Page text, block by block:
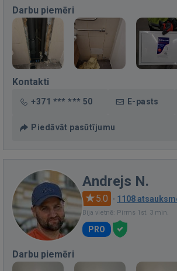
Darbu piemēri
Kontakti
+371 *** *** 50 E-pasts
Piedāvāt pasūtījumu
Andrejs N.
5.0 · 1108
Bija vietnē: Pirms 1st. 3 min.
PRO
Darbu piemēri